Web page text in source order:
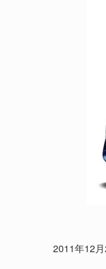
2011年12